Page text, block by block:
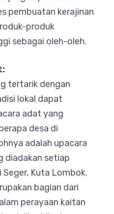
pembuatan kerajinan
produk
sebagai oleh-oleh.
tertarik dengan
lokal dapat
adat yang
desa di
adalah upacara
diadakan setiap
Kuta Lombok.
bagian dari
perayaan kaitan